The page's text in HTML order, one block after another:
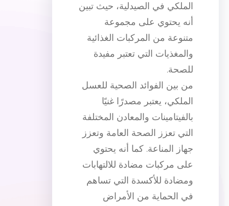
الملكي في الصيدلية، حيث تبين
أنه يحتوي على مجموعة
متنوعة من المركبات الغذائية
والمغذيات التي تعتبر مفيدة
للصحة.
من بين الفوائد الصحية للعسل
الملكي، يعتبر مصدرًا غنيًا
بالفيتامينات والمعادن المختلفة
التي تعزز الصحة العامة وتعزز
جهاز المناعة. كما أنه يحتوي
على مركبات مضادة للالتهابات
ومضادة للأكسدة التي تساهم
في الحماية من الأمراض